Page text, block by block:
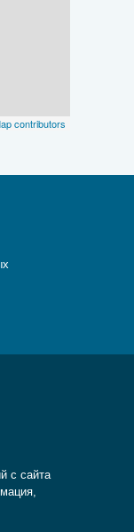
contributors
с сайта